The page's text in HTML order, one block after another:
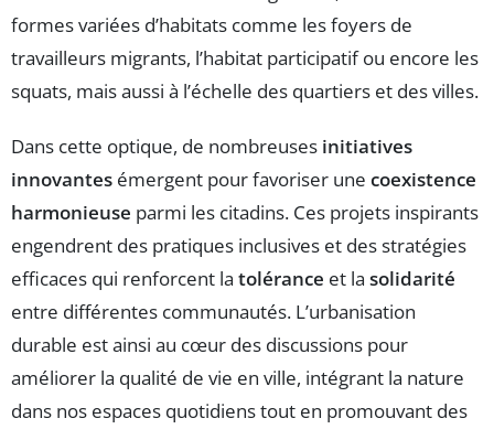
formes variées d’habitats comme les foyers de
travailleurs migrants, l’habitat participatif ou encore les
squats, mais aussi à l’échelle des quartiers et des villes.
Dans cette optique, de nombreuses initiatives
innovantes émergent pour favoriser une coexistence
harmonieuse parmi les citadins. Ces projets inspirants
engendrent des pratiques inclusives et des stratégies
efficaces qui renforcent la tolérance et la solidarité
entre différentes communautés. L’urbanisation
durable est ainsi au cœur des discussions pour
améliorer la qualité de vie en ville, intégrant la nature
dans nos espaces quotidiens tout en promouvant des